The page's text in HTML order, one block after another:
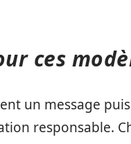
ces
un message
responsable.